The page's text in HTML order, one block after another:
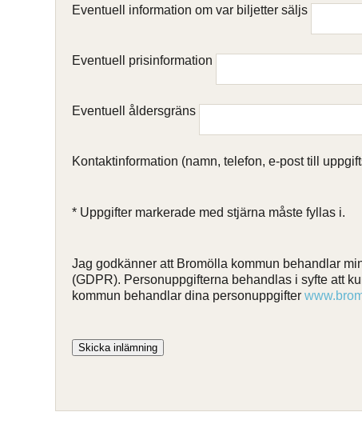
Eventuell information om var biljetter säljs
Eventuell prisinformation
Eventuell åldersgräns
Kontaktinformation (namn, telefon, e-post till
* Uppgifter markerade med stjärna måste fyllas i.
Jag godkänner att Bromölla kommun behandlar
(GDPR). Personuppgifterna behandlas i syfte att
kommun behandlar dina personuppgifter
Skicka inlämning